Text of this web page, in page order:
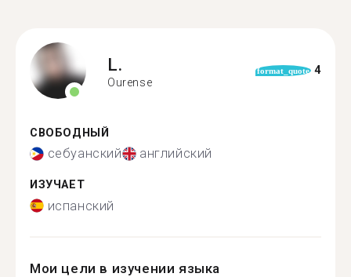
L.
Ourense
format_quote 4
СВОБОДНЫЙ
себуанский английский
ИЗУЧАЕТ
испанский
Мои цели в изучении языка